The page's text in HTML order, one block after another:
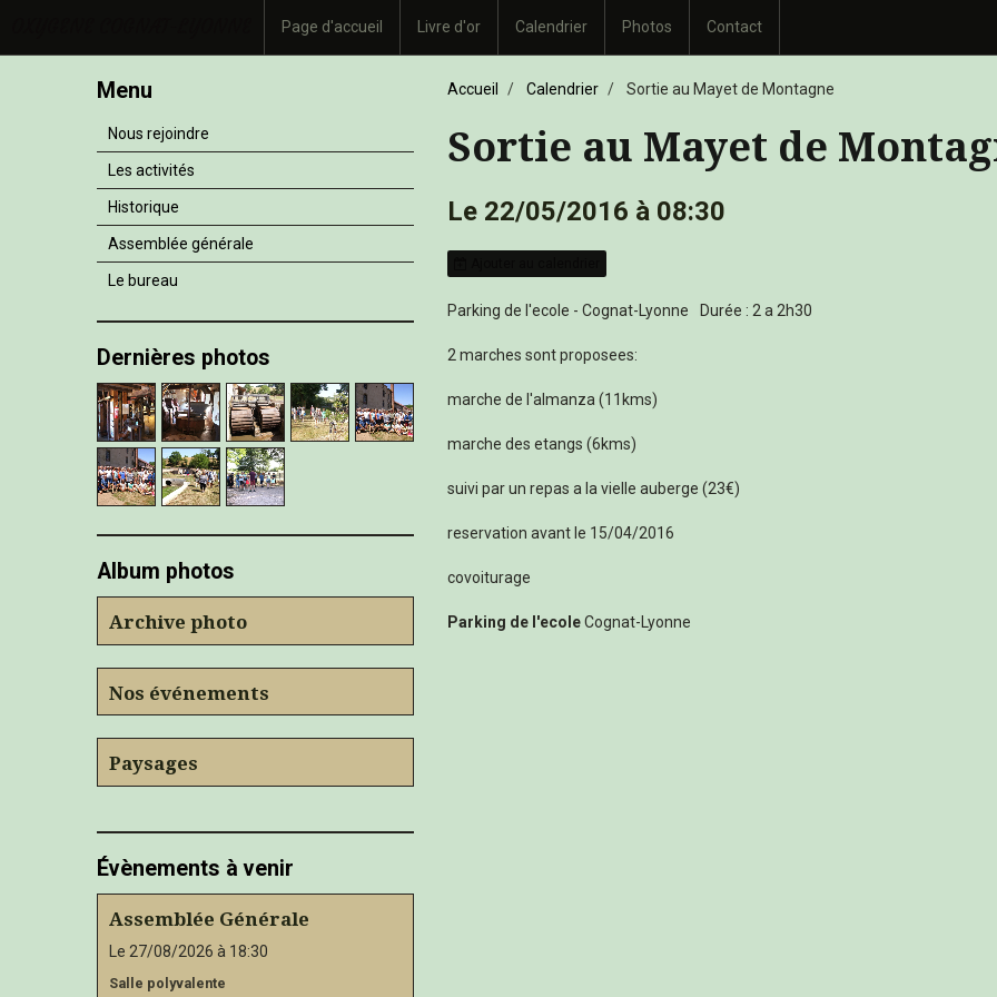
Page d'accueil Livre d'or Calendrier Photos Contact
Accueil Calendrier Sortie au Mayet de Montagne
Sortie au Mayet de
Le 22/05/2016 à 08:30
Parking de l'ecole - Cognat-Lyonne Durée : 2 a 2h30
2 marches sont proposees:
marche de l'almanza (11kms)
marche des etangs (6kms)
suivi par un repas a la vielle auberge (23€)
reservation avant le 15/04/2016
covoiturage
Parking de l'ecoleCognat-Lyonne
Menu
Nous rejoindre
Les activités
Historique
Assemblée générale
Le bureau
Dernières photos
Album photos
Archive photo
Nos événements
Paysages
Évènements à venir
Assemblée Générale
Le 27/08/2026 à 18:30
Salle polyvalente